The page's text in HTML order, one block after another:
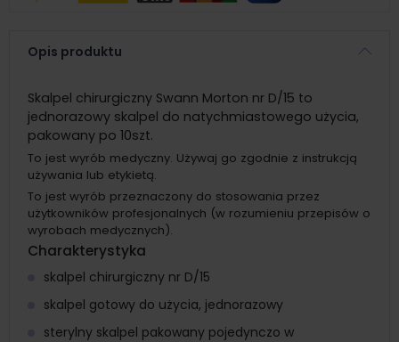
Opis produktu
Skalpel chirurgiczny Swann Morton nr D/15 to
jednorazowy skalpel do natychmiastowego użycia,
pakowany po 10szt.
To jest wyrób medyczny. Używaj go zgodnie z instrukcją
używania lub etykietą.
To jest wyrób przeznaczony do stosowania przez
użytkowników profesjonalnych (w rozumieniu przepisów o
wyrobach medycznych).
Charakterystyka
skalpel chirurgiczny nr D/15
skalpel gotowy do użycia, jednorazowy
sterylny skalpel pakowany pojedynczo w